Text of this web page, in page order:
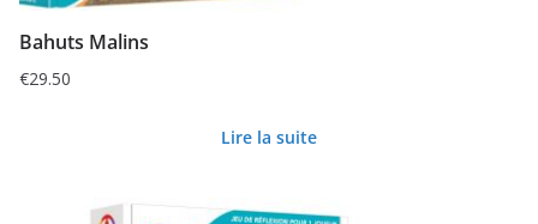
Bahuts Malins
€29.50
Lire la suite